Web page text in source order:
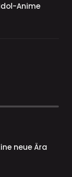
Anime
neue Ära